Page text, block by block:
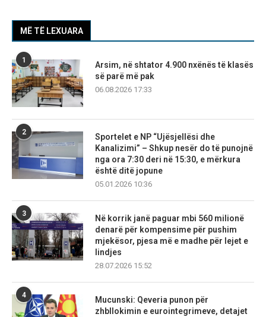
MË TË LEXUARA
1
Arsim, në shtator 4.900 nxënës të klasës
së parë më pak
06.08.2026 17:33
2
Sportelet e NP “Ujësjellësi dhe
Kanalizimi” – Shkup nesër do të punojnë
nga ora 7:30 deri në 15:30, e mërkura
është ditë jopune
05.01.2026 10:36
3
Në korrik janë paguar mbi 560 milionë
denarë për kompensime për pushim
mjekësor, pjesa më e madhe për lejet e
lindjes
28.07.2026 15:52
4
Mucunski: Qeveria punon për
zhbllokimin e eurointegrimeve, detajet